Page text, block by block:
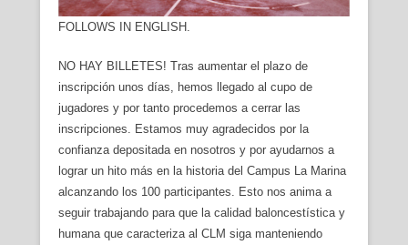
FOLLOWS IN ENGLISH.
NO HAY BILLETES! Tras aumentar el plazo de
inscripción unos días, hemos llegado al cupo de
jugadores y por tanto procedemos a cerrar las
inscripciones. Estamos muy agradecidos por la
confianza depositada en nosotros y por ayudarnos a
lograr un hito más en la historia del Campus La Marina
alcanzando los 100 participantes. Esto nos anima a
seguir trabajando para que la calidad baloncestística y
humana que caracteriza al CLM siga manteniendo